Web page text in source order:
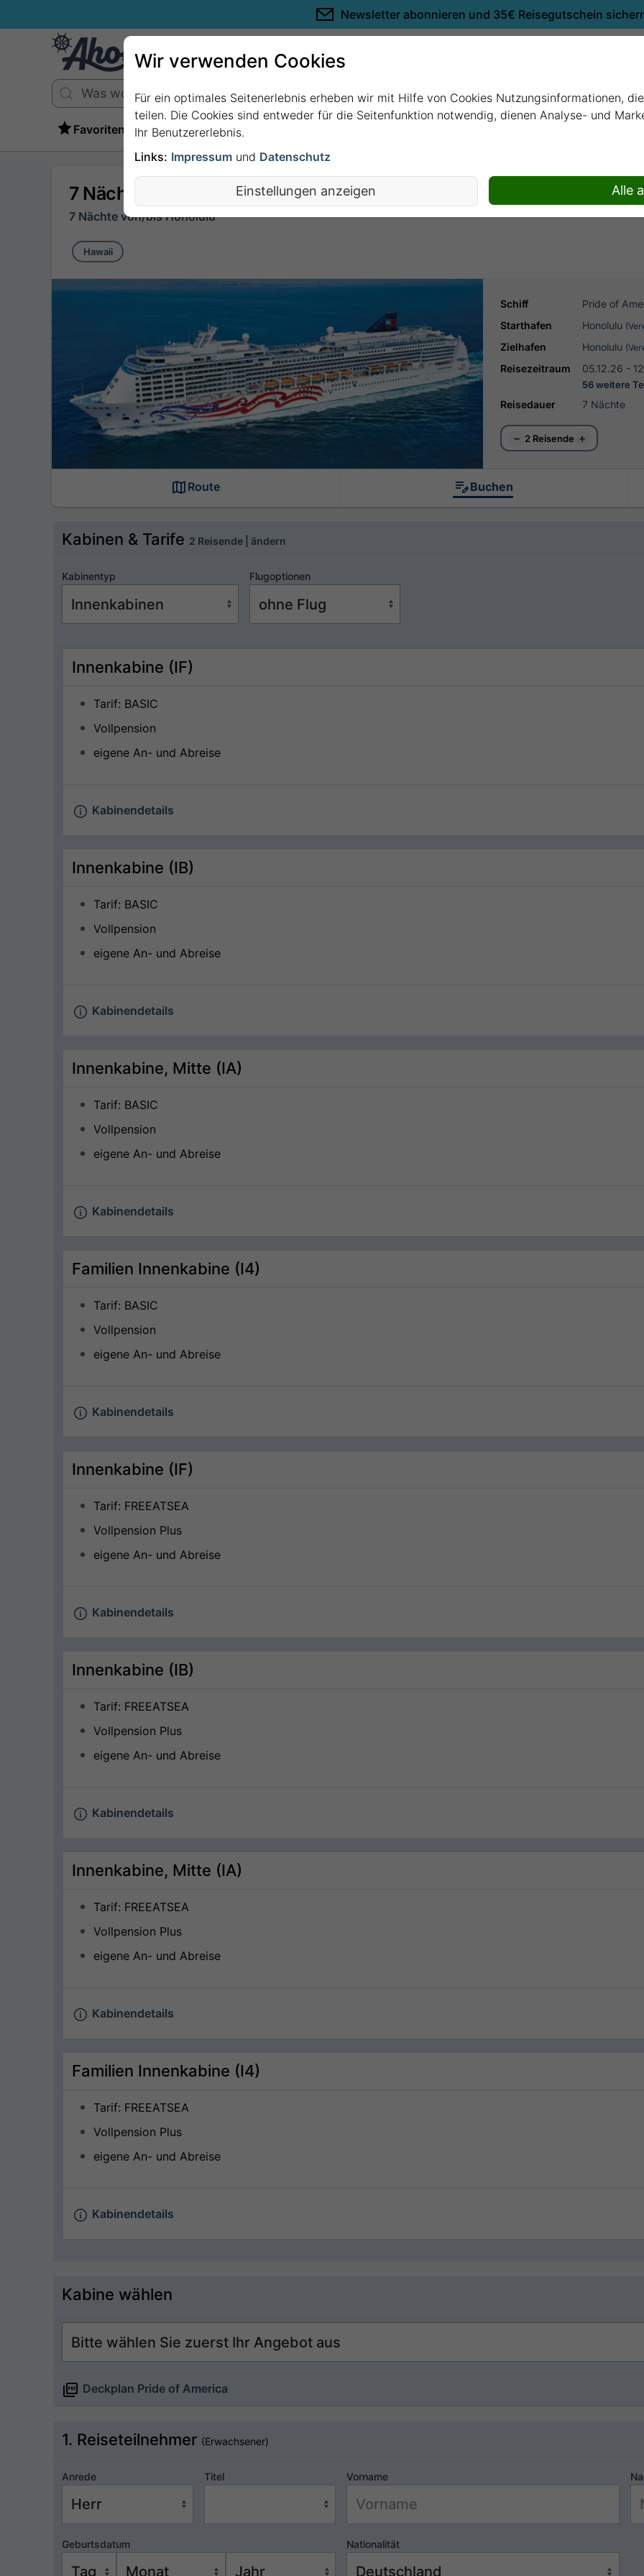
Newsletter abonnieren und 35€ Reisegutschein
Favoriten
7 Nächte - Inselzauber Hawaiis mit Pride of America
7 Nächte von/bis Honolulu
Hawaii
Schiff
Pride of
Starthafen
Honolulu
Zielhafen Honolulu
Reisezeitraum 05.12.26 -
56 weitere
Reisedauer 7 Nächte
− 2 Reisende +
Route Buchen
Kabinen & Tarife 2 Reisende | ändern
Kabinentyp Flugoptionen
Innenkabine (IF)
Tarif: BASIC
Vollpension
eigene An- und Abreise
Kabinendetails
Innenkabine (IB)
Tarif: BASIC
Vollpension
eigene An- und Abreise
Kabinendetails
Innenkabine, Mitte (IA)
Tarif: BASIC
Vollpension
eigene An- und Abreise
Kabinendetails
Familien Innenkabine (I4)
Tarif: BASIC
Vollpension
eigene An- und Abreise
Kabinendetails
Innenkabine (IF)
Tarif: FREEATSEA
Vollpension Plus
eigene An- und Abreise
Kabinendetails
Innenkabine (IB)
Tarif: FREEATSEA
Vollpension Plus
eigene An- und Abreise
Kabinendetails
Innenkabine, Mitte (IA)
Tarif: FREEATSEA
Vollpension Plus
eigene An- und Abreise
Kabinendetails
Familien Innenkabine (I4)
Tarif: FREEATSEA
Vollpension Plus
eigene An- und Abreise
Kabinendetails
Kabine wählen
Deckplan Pride of America
1. Reiseteilnehmer (Erwachsener)
Anrede Titel Vorname
Geburtsdatum Nationalität
Wir verwenden Cookies
Für ein optimales Seitenerlebnis erheben wir mit Hilfe von Cookies Nutzungsinformationen,
teilen. Die Cookies sind entweder für die Seitenfunktion notwendig, dienen Analyse- und
Ihr Benutzererlebnis.
Links: Impressum und Datenschutz
Einstellungen anzeigen Alle